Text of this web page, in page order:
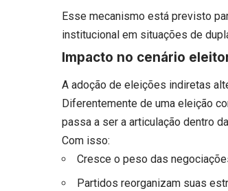
Esse mecanismo está previsto
institucional em situações de
Impacto no cenário
A adoção de eleições indiretas
Diferentemente de uma eleição
passa a ser a articulação dentro
Com isso:
Cresce o peso das
Partidos reorganizam suas